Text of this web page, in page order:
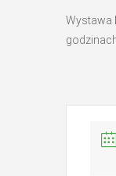
Wystawa